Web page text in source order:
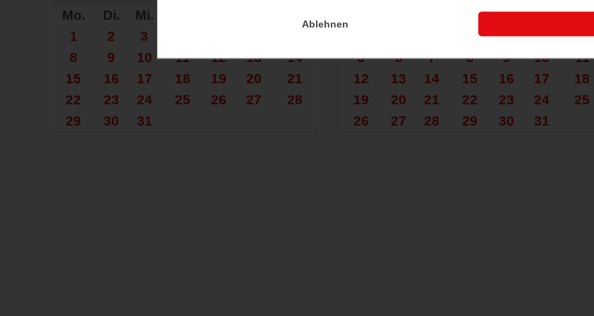
Mo.
Di. Mi.
1
2 3
8
9 10 11 12 13
14
15
16 17 18 19 20
21
22
23 24 25 26 27
28
29
30 31
Do. Fr. Sa.
So.
2 3
4
5
6 7 8 9 10
11
12
13 14 15 16 17
18
19
20 21 22 23 24
25
26
27 28 29 30 31
Ablehnen